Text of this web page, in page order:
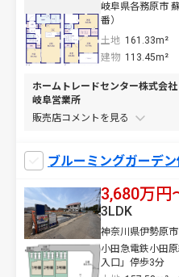
岐阜県各務原市
番）
土地 161.33m²
建物 113.45m²
ホームトレードセンター株式会社
岐阜営業所
販売店コメントを
ブルーミングガーデ
3,680万円
神奈川県伊勢原
小田急電鉄小田
入口」停歩3分
3LDK